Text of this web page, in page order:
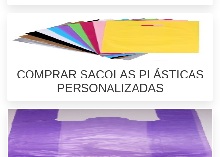
COMPRAR SACOLAS PLÁSTICAS
PERSONALIZADAS